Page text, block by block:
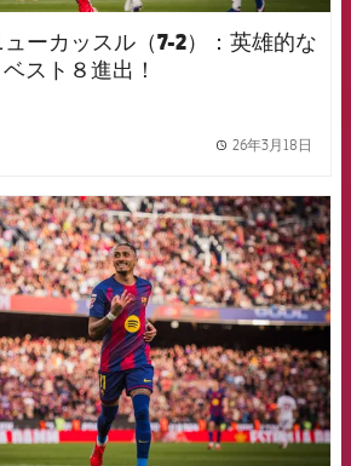
ーカッスル（7-2）：英雄的な
ベスト８進出！
26年3月18日
FCB Barcelona badge